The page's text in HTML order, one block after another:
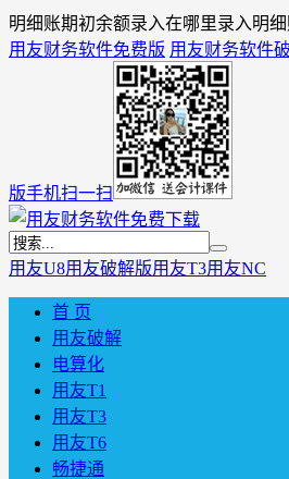
明细账期初余额录入在哪里录入明
用友财务软件免费版 用友财务软件
版手机扫一扫
用友U8用友破解版用友T3用友NC
首 页
用友破解
电算化
用友T1
用友T3
用友T6
畅捷通